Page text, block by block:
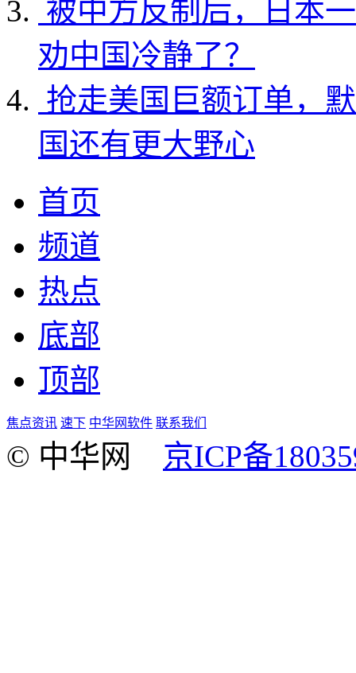
被中方反制后，日本
劝中国冷静了？
抢走美国巨额订单，
国还有更大野心
首页
频道
热点
底部
顶部
焦点资讯 速下 中华网软件 联系我们
© 中华网 京ICP备